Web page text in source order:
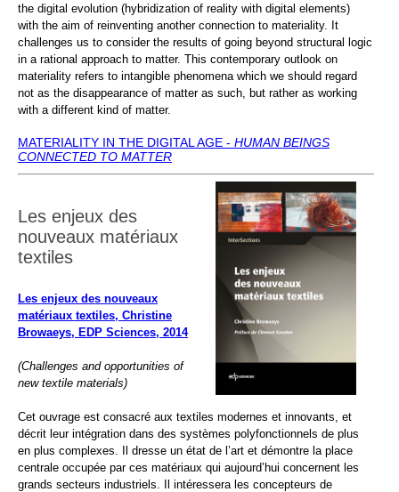
the digital evolution (hybridization of reality with digital elements)
with the aim of reinventing another connection to materiality. It
challenges us to consider the results of going beyond structural logic
in a rational approach to matter. This contemporary outlook on
materiality refers to intangible phenomena which we should regard
not as the disappearance of matter as such, but rather as working
with a different kind of matter.
MATERIALITY IN THE DIGITAL AGE - HUMAN BEINGS
CONNECTED TO MATTER
Les enjeux des
nouveaux matériaux
textiles
Les enjeux des nouveaux
matériaux textiles, Christine
Browaeys, EDP Sciences, 2014
(Challenges and opportunities of
new textile materials)
Cet ouvrage est consacré aux textiles modernes et innovants, et
décrit leur intégration dans des systèmes polyfonctionnels de plus
en plus complexes. Il dresse un état de l’art et démontre la place
centrale occupée par ces matériaux qui aujourd’hui concernent les
grands secteurs industriels. Il intéressera les concepteurs de